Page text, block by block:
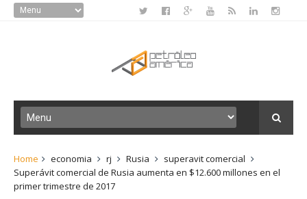
Home economia rj Rusia
superavit comercial
Superávit comercial de Rusia aumenta en $12.600 millones en el
primer trimestre de 2017